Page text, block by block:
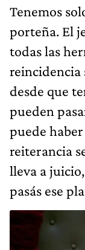
Tenemos
porteña. El
todas las
reincidencia
desde que
pueden
puede
reiterancia
lleva a
pasás ese